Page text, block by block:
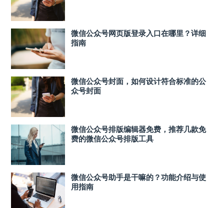
微信公众号网页版登录入口在哪里？详细
指南
微信公众号封面，如何设计符合标准的公
众号封面
微信公众号排版编辑器免费，推荐几款免
费的微信公众号排版工具
微信公众号助手是干嘛的？功能介绍与使
用指南